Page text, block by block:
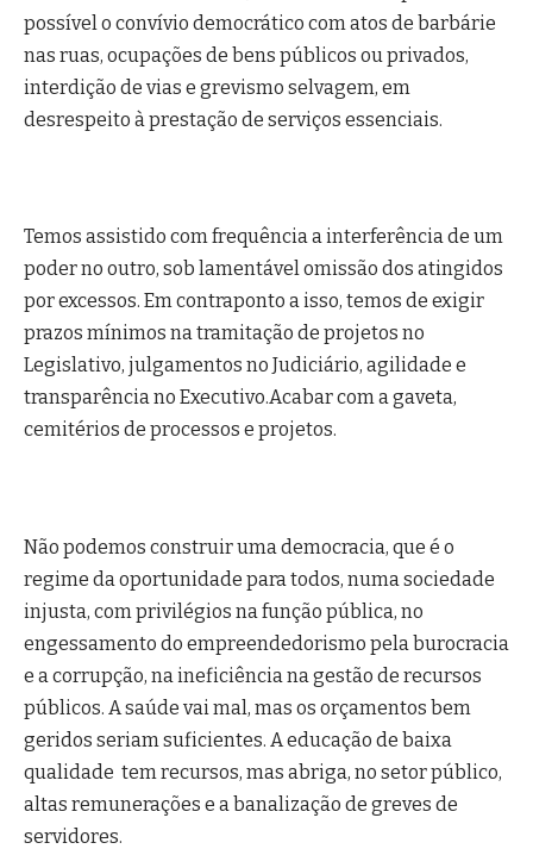
possível o convívio democrático com atos de barbárie
nas ruas, ocupações de bens públicos ou privados,
interdição de vias e grevismo selvagem, em
desrespeito à prestação de serviços essenciais.
Temos assistido com frequência a interferência de um
poder no outro, sob lamentável omissão dos atingidos
por excessos. Em contraponto a isso, temos de exigir
prazos mínimos na tramitação de projetos no
Legislativo, julgamentos no Judiciário, agilidade e
transparência no Executivo.Acabar com a gaveta,
cemitérios de processos e projetos.
Não podemos construir uma democracia, que é o
regime da oportunidade para todos, numa sociedade
injusta, com privilégios na função pública, no
engessamento do empreendedorismo pela burocracia
e a corrupção, na ineficiência na gestão de recursos
públicos. A saúde vai mal, mas os orçamentos bem
geridos seriam suficientes. A educação de baixa
qualidade tem recursos, mas abriga, no setor público,
altas remunerações e a banalização de greves de
servidores.